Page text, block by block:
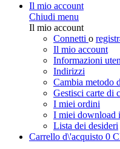
Il mio account
Chiudi menu
Il mio account
Connetti o
Il mio account
Informazioni
Indirizzi
Cambia metodo
Gestisci carte di
I miei ordini
I miei download
Lista dei desideri
Carrello d\'acquisto 0